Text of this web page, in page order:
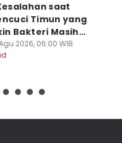
saat
Timun yang
Bakteri Masih
2026, 06:00 WIB